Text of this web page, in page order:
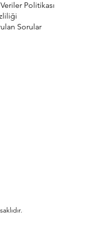
Politikası
Sorular